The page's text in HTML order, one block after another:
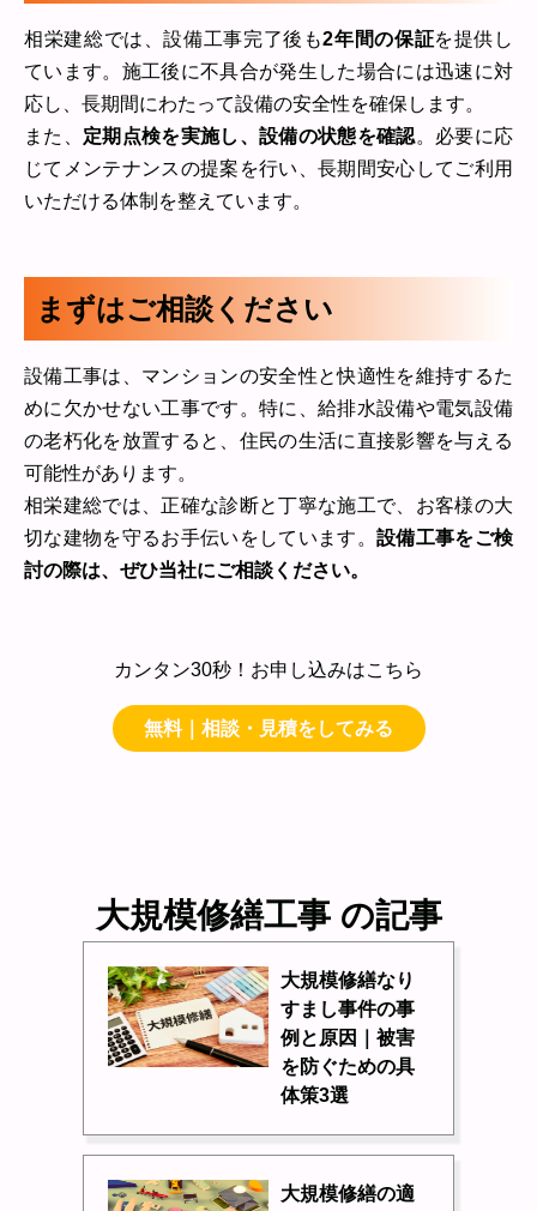
相栄建総では、設備工事完了後も2年間の保証を提供し
ています。施工後に不具合が発生した場合には迅速に対
応し、長期間にわたって設備の安全性を確保します。
また、 定期点検を実施し、設備の状態を確認。必要に応
じてメンテナンスの提案を行い、長期間安心してご利用
いただける体制を整えています。
まずはご相談ください
設備工事は、マンションの安全性と快適性を維持するた
めに欠かせない工事です。特に、給排水設備や電気設備
の老朽化を放置すると、住民の生活に直接影響を与える
可能性があります。
相栄建総では、正確な診断と丁寧な施工で、お客様の大
切な建物を守るお手伝いをしています。 設備工事をご検
討の際は、ぜひ当社にご相談ください。
カンタン30秒！お申し込みはこちら
無料｜相談・見積をしてみる
大規模修繕工事 の記事
大規模修繕なり
すまし事件の事
例と原因｜被害
を防ぐための具
体策3選
大規模修繕の適